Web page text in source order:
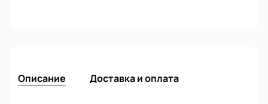
Описание Доставка и оплата